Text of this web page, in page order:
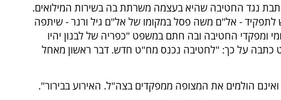
נגד החטיבה שהיא בעצמה משרתת בה בשירות המילואים.
- אל"ם משה פסל במקומו של אל"ם גיל ורנר - שיתפה
ומפקדי החטיבה ובה חתם במשפט "כפריה של לבנון יהיו
כתבה על כך: "לחטיבה נכנס מח"ט חדש. דבר ראשון מאחל
הולמים את המצופה ממפקדים בצה"ל. האירוע בבירור".